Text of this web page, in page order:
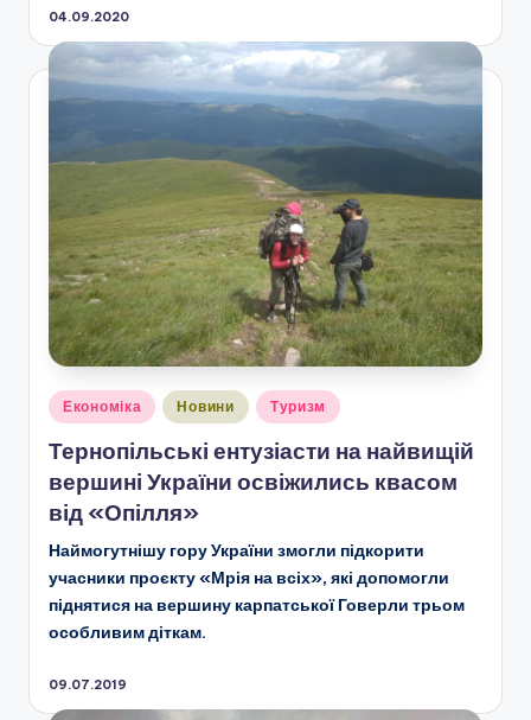
04.09.2020
Опубліковано
Економіка Новини Туризм
Тернопільські ентузіасти на найвищій
вершині України освіжились квасом
від «Опілля»
Наймогутнішу гору України змогли підкорити
учасники проєкту «Мрія на всіх», які допомогли
піднятися на вершину карпатської Говерли трьом
особливим діткам.
09.07.2019